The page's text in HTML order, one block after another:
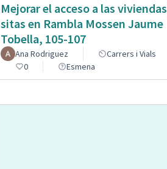
Mejorar el acceso a las viviendas
sitas en Rambla Mossen Jaume
Tobella, 105-107
Ana Rodriguez Carrers i Vials
0
Esmena